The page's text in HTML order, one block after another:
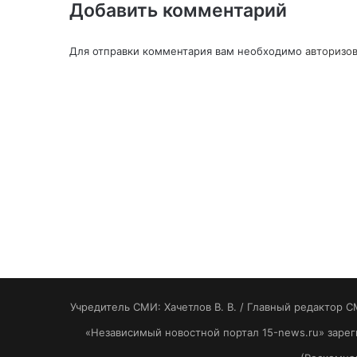
Добавить комментарий
Для отправки комментария вам необходимо
Учредитель СМИ: Хaчeтлoв B. B. / Главный редактор
«Независимый новостной портал 15-news.ru»